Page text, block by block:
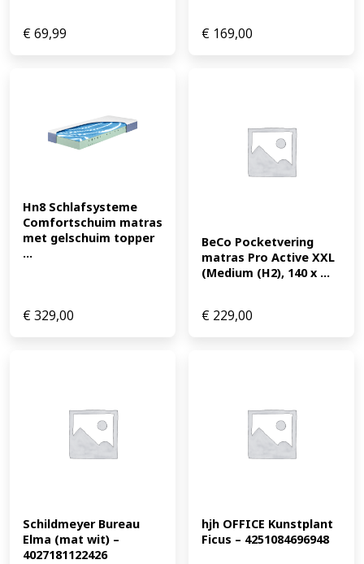
€69,99 € 169,00
Hn8 Schlafsysteme
Comfortschuim matras
met gelschuim topper
...
€329,00
BeCo Pocketvering
matras Pro Active XXL
(Medium (H2), 140 x ...
€ 229,00
Schildmeyer Bureau
Elma (mat wit) –
4027181122426
hjh OFFICE Kunstplant
Ficus – 4251084696948